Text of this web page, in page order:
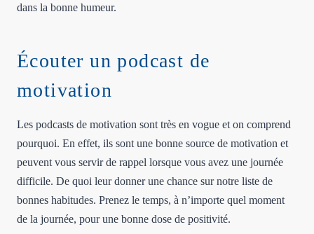
dans la bonne humeur.
Écouter un podcast de
motivation
Les podcasts de motivation sont très en vogue et on comprend
pourquoi. En effet, ils sont une bonne source de motivation et
peuvent vous servir de rappel lorsque vous avez une journée
difficile. De quoi leur donner une chance sur notre liste de
bonnes habitudes. Prenez le temps, à n’importe quel moment
de la journée, pour une bonne dose de positivité.